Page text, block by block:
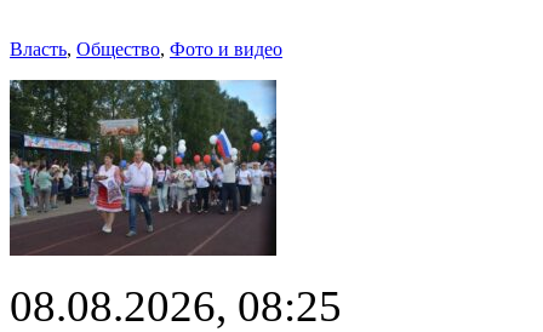
Власть, Общество, Фото и видео
08.08.2026, 08:25